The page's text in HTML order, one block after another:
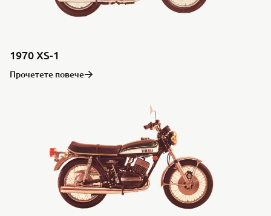
1970 XS-1
Прочетете повече